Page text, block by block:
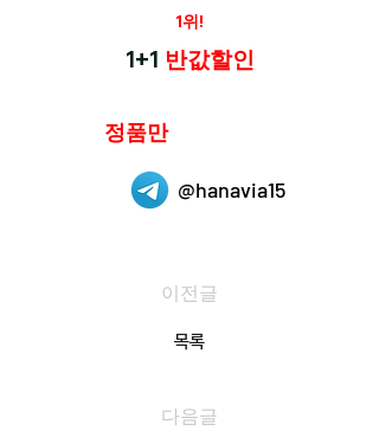
1위!
1+1 반값할인
정품만
@hanavia15
이전글
목록
다음글